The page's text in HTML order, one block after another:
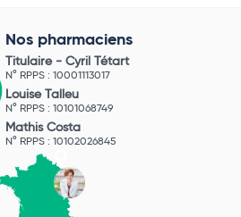
Nos pharmaciens
Titulaire - Cyril Tétart
N° RPPS : 10001113017
Louise Talleu
N° RPPS : 10101068749
Mathis Costa
N° RPPS : 10102026845